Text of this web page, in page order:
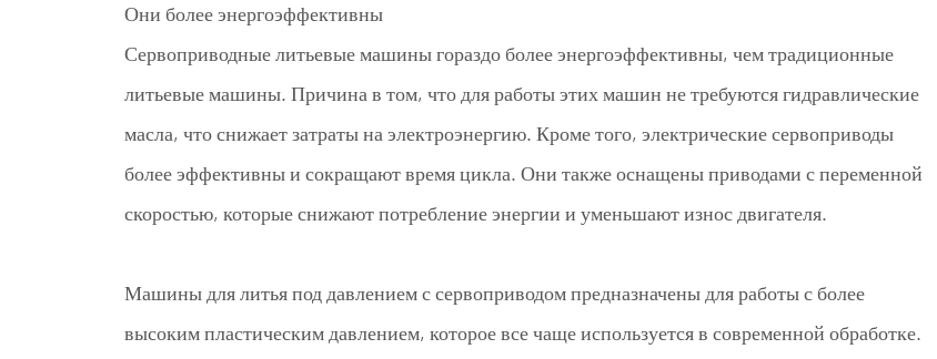
Они более энергоэффективны
Сервоприводные литьевые машины гораздо более энергоэффективны, чем традиционные
литьевые машины. Причина в том, что для работы этих машин не требуются гидравлические
масла, что снижает затраты на электроэнергию. Кроме того, электрические сервоприводы
более эффективны и сокращают время цикла. Они также оснащены приводами с переменной
скоростью, которые снижают потребление энергии и уменьшают износ двигателя.
Машины для литья под давлением с сервоприводом предназначены для работы с более
высоким пластическим давлением, которое все чаще используется в современной обработке.